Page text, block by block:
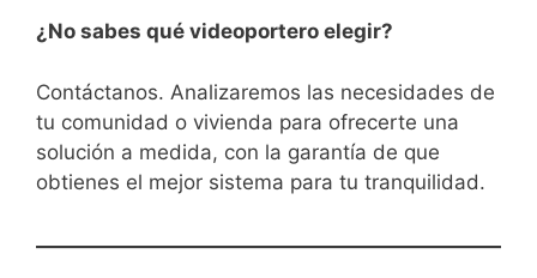
¿No sabes qué videoportero elegir?
Contáctanos. Analizaremos las necesidades de
tu comunidad o vivienda para ofrecerte una
solución a medida, con la garantía de que
obtienes el mejor sistema para tu tranquilidad.